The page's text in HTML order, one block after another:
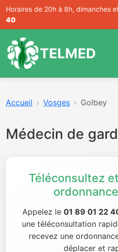
Horaires de 20h à 8h, dimanches
40
TELMED
Accueil Vosges Golbey
Médecin de
Téléconsultez
Appelez le 01 89 01 22
une téléconsultation
recevez une
déplacer et